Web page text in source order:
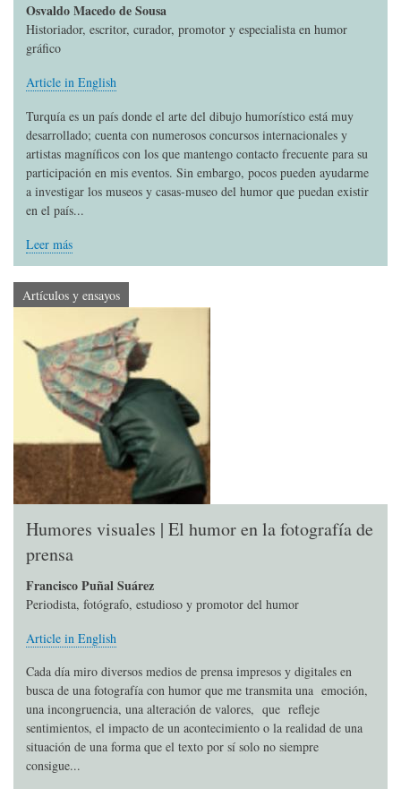
Osvaldo Macedo de Sousa
Historiador, escritor, curador, promotor y especialista en humor
gráfico
Article in English
Turquía es un país donde el arte del dibujo humorístico está muy
desarrollado; cuenta con numerosos concursos internacionales y
artistas magníficos con los que mantengo contacto frecuente para su
participación en mis eventos. Sin embargo, pocos pueden ayudarme
a investigar los museos y casas-museo del humor que puedan existir
en el país...
Leer más
Artículos y ensayos
Humores visuales | El humor en la fotografía de
prensa
Francisco Puñal Suárez
Periodista, fotógrafo, estudioso y promotor del humor
Article in English
Cada día miro diversos medios de prensa impresos y digitales en
busca de una fotografía con humor que me transmita una emoción,
una incongruencia, una alteración de valores, que refleje
sentimientos, el impacto de un acontecimiento o la realidad de una
situación de una forma que el texto por sí solo no siempre
consigue...